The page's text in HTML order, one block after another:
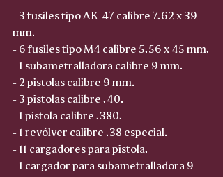
- 3 fusiles tipo AK-47 calibre 7.62 x 39
mm.
- 6 fusiles tipo M4 calibre 5.56 x 45 mm.
- 1 subametralladora calibre 9 mm.
- 2 pistolas calibre 9 mm.
- 3 pistolas calibre .40.
- 1 pistola calibre .380.
- 1 revólver calibre .38 especial.
- 11 cargadores para pistola.
- 1 cargador para subametralladora 9